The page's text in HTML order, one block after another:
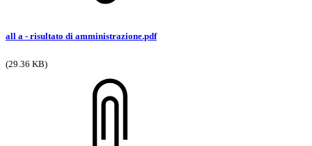
all a - risultato di amministrazione.pdf
(29.36 KB)